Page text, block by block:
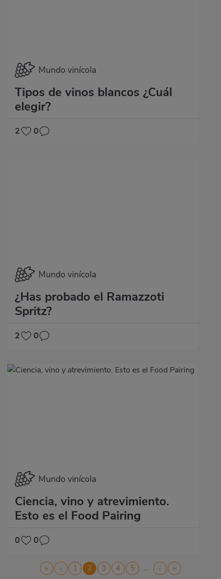
Mundo vinícola
Tipos de vinos blancos ¿Cuál
elegir?
2 0
Mundo vinícola
¿Has probado el Ramazzoti
Spritz?
2 0
Mundo vinícola
Ciencia, vino y atrevimiento.
Esto es el Food Pairing
0 0
PaginaciónPrimera
«
Página
‹ Página
1
Página
2 Página
3 Página
4 Página
5 …
Siguiente
›
Última
»